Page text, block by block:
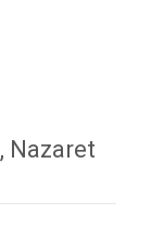
Nazaret